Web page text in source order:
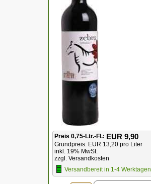
Preis 0,75-Ltr.-Fl.: EUR 9,90
Grundpreis: EUR 13,20 pro Liter
inkl. 19% MwSt.
zzgl. Versandkosten
Versandbereit in 1-4 Werktagen